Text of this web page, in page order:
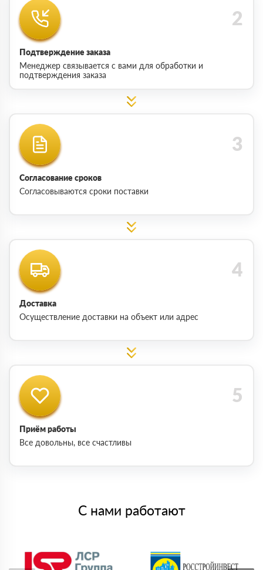
Подтверждение заказа
Менеджер связывается с вами для обработки и
подтверждения заказа
Согласование сроков
Согласовываются сроки поставки
Доставка
Осуществление доставки на объект или адрес
Приём работы
Все довольны, все счастливы
С нами работают